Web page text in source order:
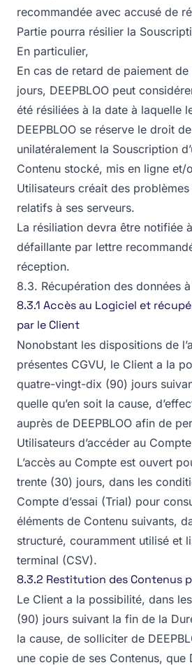
recommandée avec accusé de
Partie pourra résilier la
En particulier,
En cas de retard de paiement
jours, DEEPBLOO peut
été résiliées à la date à laquelle
DEEPBLOO se réserve le droit
unilatéralement la Souscription
Contenu stocké, mis en ligne et/
Utilisateurs créait des
relatifs à ses serveurs.
La résiliation devra être notifiée
défaillante par lettre
réception.
8.3. Récupération des données
8.3.1 Accès au Logiciel et
par le Client
Nonobstant les dispositions de
présentes CGVU, le Client a la
quatre-vingt-dix (90) jours
quelle qu’en soit la cause,
auprès de DEEPBLOO afin de
Utilisateurs d’accéder au
L’accès au Compte est ouvert
trente (30) jours, dans les
Compte d’essai (Trial) pour
éléments de Contenu suivants,
structuré, couramment utilisé et
terminal (CSV).
8.3.2 Restitution des Contenus
Le Client a la possibilité, dans
(90) jours suivant la fin de la
la cause, de solliciter de
une copie de ses Contenus, que